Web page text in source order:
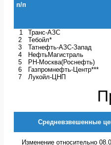
п/п
1
Транс-АЗС
2
Тебойл*
3
Татнефть-АЗС-Запад
4
НефтьМагистраль
5
РН-Москва(Роснефть)
6
Газпромнефть-Центр***
7
Лукойл-ЦНП
Средневзвешенные
Изменение относительно